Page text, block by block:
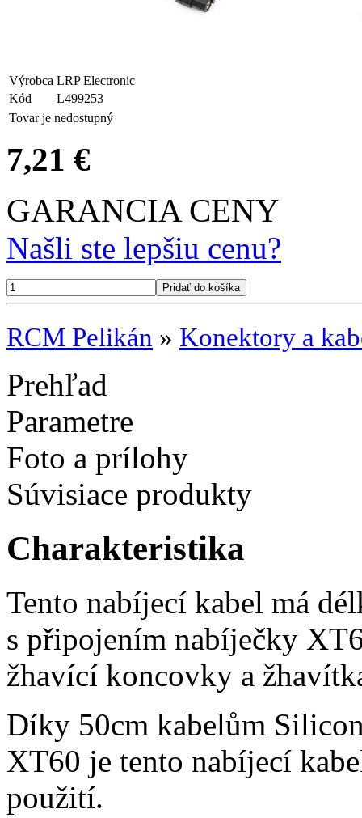
Výrobca LRP Electronic
Kód
L499253
Tovar je nedostupný
7,21 €
GARANCIA CENY
Našli ste lepšiu cenu?
RCM Pelikán » Konektory a
Prehľad
Parametre
Foto a prílohy
Súvisiace produkty
Charakteristika
Tento nabíjecí kabel má
s připojením nabíječky
žhavící koncovky a
Díky 50cm kabelům
XT60 je tento nabíjecí
použití.